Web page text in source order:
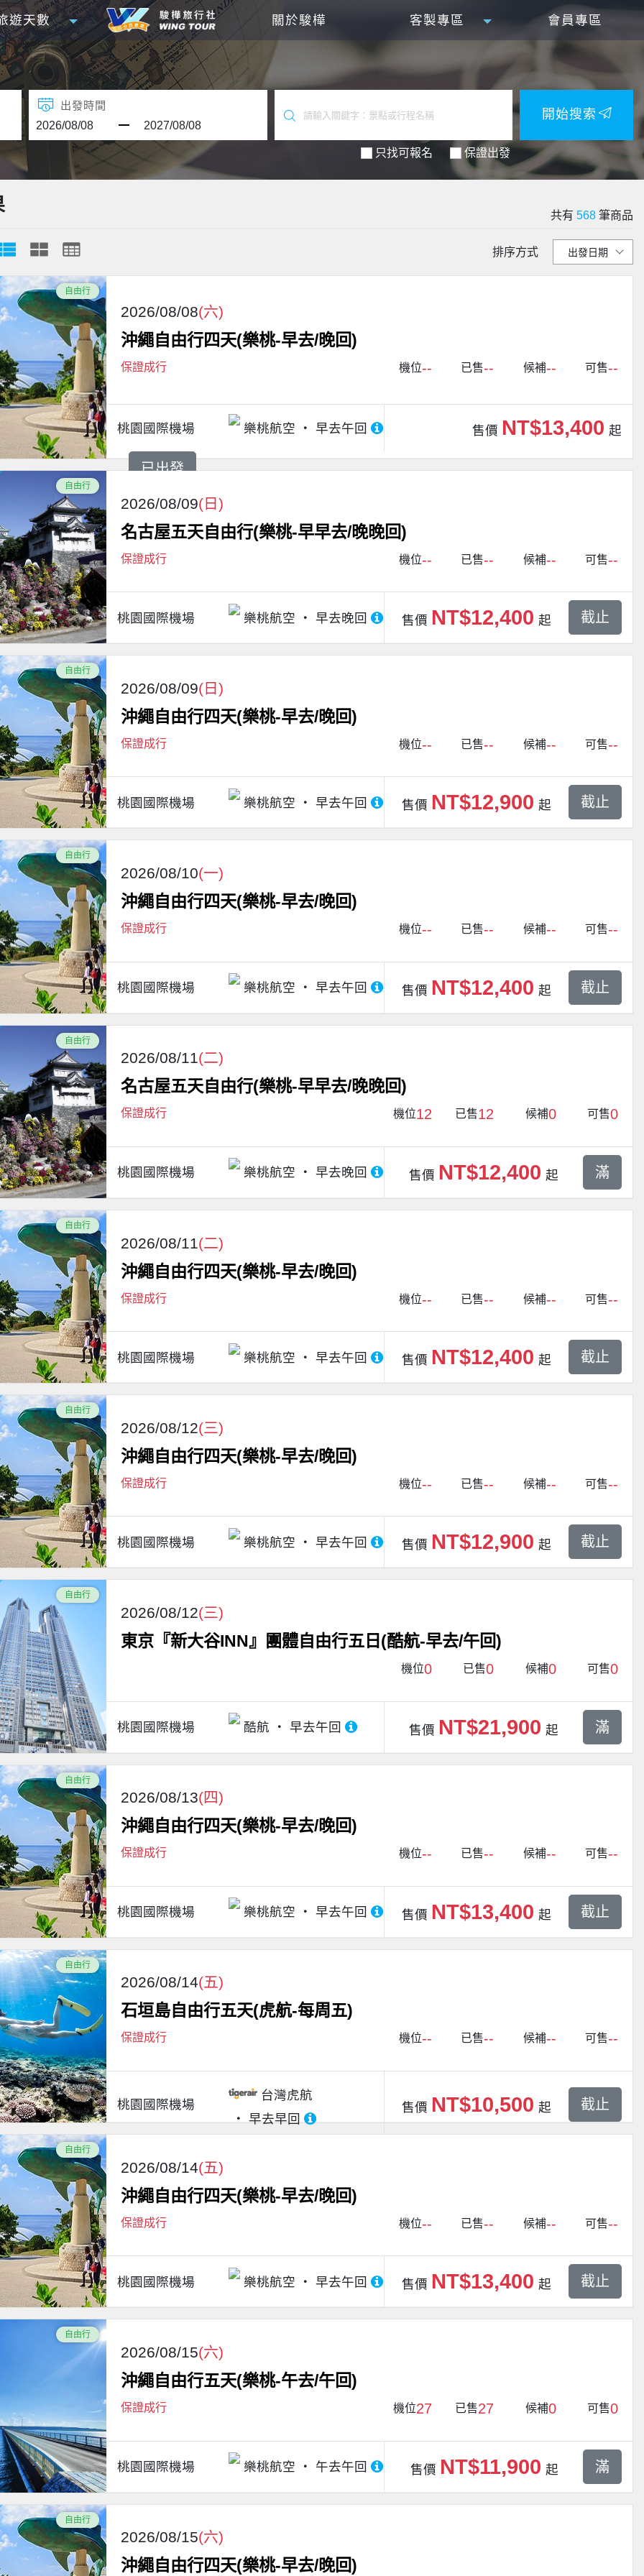
遊天數 關於駿樺 客製專區 會員專區
出發時間
只找可報名 保證出發
開始搜索
共有 568 筆商品
排序方式
自由行
2026/08/08(六)
沖繩自由行四天(樂桃-早去/晚回)
保證成行 機位-- 已售-- 候補-- 可售--
桃園國際機場 樂桃航空 早去午回 售價 NT$13,400 起
已出發
自由行
2026/08/09(日)
名古屋五天自由行(樂桃-早早去/晚晚回)
保證成行 機位-- 已售-- 候補-- 可售--
桃園國際機場 樂桃航空 早去晚回 售價 NT$12,400 起 截止
自由行
2026/08/09(日)
沖繩自由行四天(樂桃-早去/晚回)
保證成行 機位-- 已售-- 候補-- 可售--
桃園國際機場 樂桃航空 早去午回 售價 NT$12,900 起 截止
自由行
2026/08/10(一)
沖繩自由行四天(樂桃-早去/晚回)
保證成行 機位-- 已售-- 候補-- 可售--
桃園國際機場 樂桃航空 早去午回 售價 NT$12,400 起 截止
自由行
2026/08/11(二)
名古屋五天自由行(樂桃-早早去/晚晚回)
保證成行 機位12 已售12 候補0 可售0
桃園國際機場 樂桃航空 早去晚回 售價 NT$12,400 起 滿
自由行
2026/08/11 (二)
沖繩自由行四天(樂桃-早去/晚回)
保證成行 機位-- 已售-- 候補-- 可售--
桃園國際機場 樂桃航空 早去午回 售價 NT$12,400 起 截止
自由行
2026/08/12(三)
沖繩自由行四天(樂桃-早去/晚回)
保證成行 機位-- 已售-- 候補-- 可售--
桃園國際機場 樂桃航空 早去午回 售價 NT$12,900 起 截止
自由行
2026/08/12(三)
東京『新大谷INN』團體自由行五日(酷航-早去/午回)
機位0 已售0 候補0 可售0
桃園國際機場 酷航 早去午回 售價 NT$21,900 起 滿
自由行
2026/08/13(四)
沖繩自由行四天(樂桃-早去/晚回)
保證成行 機位-- 已售-- 候補-- 可售--
桃園國際機場 樂桃航空 早去午回 售價 NT$13,400 起 截止
自由行
2026/08/14(五)
石垣島自由行五天(虎航-每周五)
保證成行 機位-- 已售-- 候補-- 可售--
桃園國際機場
台灣虎航
早去早回
售價 NT$10,500 起 截止
自由行
2026/08/14(五)
沖繩自由行四天(樂桃-早去/晚回)
保證成行 機位-- 已售-- 候補-- 可售--
桃園國際機場 樂桃航空 早去午回 售價 NT$13,400 起 截止
自由行
2026/08/15(六)
沖繩自由行五天(樂桃-午去/午回)
保證成行 機位27 已售27 候補0 可售0
桃園國際機場 樂桃航空 午去午回 售價 NT$11,900 起 滿
自由行
2026/08/15(六)
沖繩自由行四天(樂桃-早去/晚回)